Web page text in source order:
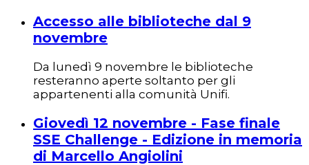
Accesso alle biblioteche dal 9
novembre
Da lunedì 9 novembre le biblioteche
resteranno aperte soltanto per gli
appartenenti alla comunità Unifi.
Giovedì 12 novembre - Fase finale
SSE Challenge - Edizione in memoria
di Marcello Angiolini